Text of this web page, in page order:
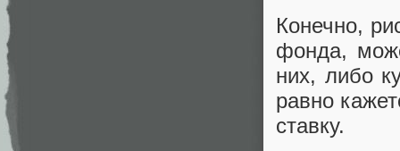
Конечно,
фонда,
них, либо
равно
ставку.